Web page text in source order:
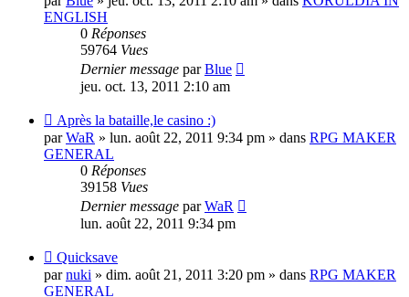
ENGLISH
0 Réponses
59764 Vues
Dernier message parBlue
jeu. oct. 13, 2011 2:10 am
Nouveau
message
Après la bataille,le casino :)
parWaR » lun. août 22, 2011 9:34 pm » dans RPG MAKER
GENERAL
0 Réponses
39158 Vues
Dernier message parWaR
lun. août 22, 2011 9:34 pm
Nouveau
message
Quicksave
parnuki » dim. août 21, 2011 3:20 pm » dans RPG MAKER
GENERAL